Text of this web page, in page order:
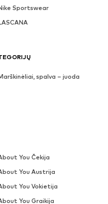
Sportswear
spalva – juoda
You Čekija
You Austrija
You Vokietija
You Graikija